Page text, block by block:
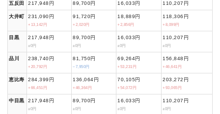
五反田 217,948円 89,700円 16,033円 110,207円
大井町 231,090円
+13,142円
91,720円
+2,020円
18,889円
+2,856円
118,306円
+8,099円
目黒 217,948円
±0円
89,700円
±0円
16,033円
±0円
110,207円
±0円
品川 238,740円
+20,792円
81,750円
−7,950円
69,264円
+53,231円
156,848円
+46,641円
恵比寿 284,399円
+66,451円
136,064円
+46,364円
70,105円
+54,072円
203,272円
+93,065円
中目黒 217,948円
±0円
89,700円
±0円
16,033円
±0円
110,207円
±0円